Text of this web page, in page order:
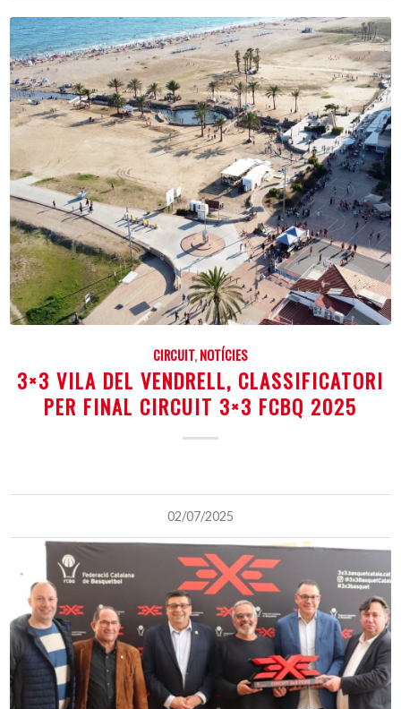
CIRCUIT,NOTÍCIES
3×3 VILA DEL VENDRELL, CLASSIFICATORI
PER FINAL CIRCUIT 3×3 FCBQ 2025
02/07/2025